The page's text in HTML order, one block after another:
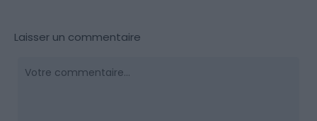
Laisser un commentaire